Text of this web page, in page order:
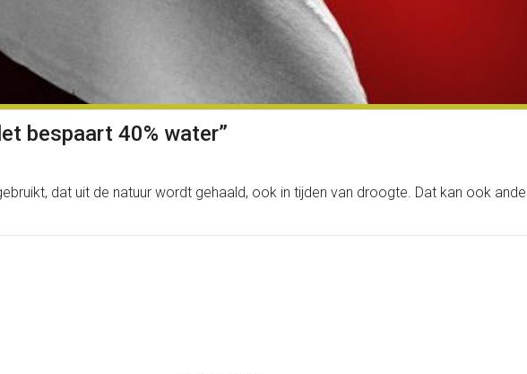
bespaart 40% water”
dat uit de natuur wordt gehaald, ook in tijden van droogte. Dat kan ook